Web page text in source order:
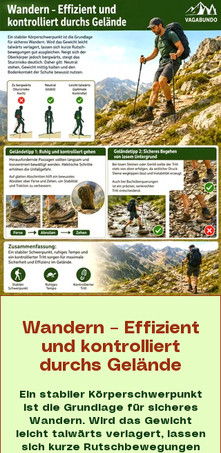
Wandern – Effizient
und kontrolliert
durchs Gelände
Ein stabiler Körperschwerpunkt
ist die Grundlage für sicheres
Wandern. Wird das Gewicht
leicht talwärts verlagert, lassen
sich kurze Rutschbewegungen